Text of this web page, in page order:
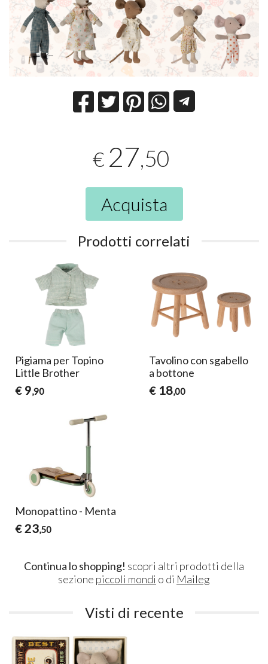
€ 27,50
Acquista
Prodotti correlati
Pigiama per Topino
Little Brother
€ 9,90
Tavolino con sgabello
a bottone
€ 18,00
Monopattino - Menta
€ 23,50
Continua lo shopping! scopri altri prodotti della
sezione piccoli mondi o di Maileg
Visti di recente